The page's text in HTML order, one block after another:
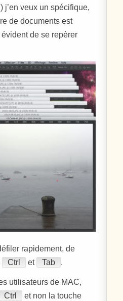
j’en veux un spécifique,
de documents est
évident de se repèrer
rapidement, de
Ctrl et Tab .
utilisateurs de MAC,
Ctrl
et non la touche